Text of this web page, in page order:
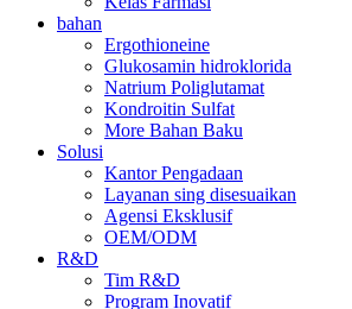
bahan
Ergothioneine
Glukosamin hidroklorida
Natrium Poliglutamat
Kondroitin Sulfat
More Bahan Baku
Solusi
Kantor Pengadaan
Layanan sing disesuaikan
Agensi Eksklusif
OEM/ODM
R&D
Tim R&D
Program Inovatif